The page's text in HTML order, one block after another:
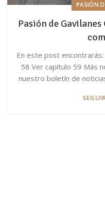
PASIÓN
Pasión de
En este post
58 Ver capítulo 59 Más
nuestro boletín de